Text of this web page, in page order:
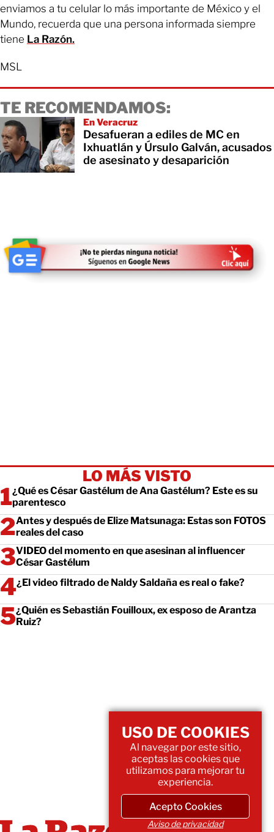
enviamos a tu celular lo más importante de México y el
Mundo, recuerda que una persona informada siempre
tiene La Razón.
MSL
TE RECOMENDAMOS:
En Veracruz
Desafueran a ediles de MC en
Ixhuatlán y Úrsulo Galván, acusados
de asesinato y desaparición
LO MÁS VISTO
¿Qué es César Gastélum de Ana Gastélum? Este es su
parentesco
Antes y después de Elize Matsunaga: Estas son FOTOS
reales del caso
VIDEO del momento en que asesinan al influencer
César Gastélum
¿El video filtrado de Naldy Saldaña es real o fake?
¿Quién es Sebastián Fouilloux, ex esposo de Arantza
Ruiz?
USO DE COOKIES
Al navegar por este sitio,
aceptas las cookies que
utilizamos para mejorar tu
experiencia.
Acepto Cookies
Aviso de privacidad